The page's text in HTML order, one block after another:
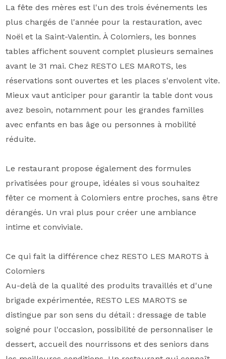
La fête des mères est l'un des trois événements les
plus chargés de l'année pour la restauration, avec
Noël et la Saint-Valentin. À Colomiers, les bonnes
tables affichent souvent complet plusieurs semaines
avant le 31 mai. Chez RESTO LES MAROTS, les
réservations sont ouvertes et les places s'envolent vite.
Mieux vaut anticiper pour garantir la table dont vous
avez besoin, notamment pour les grandes familles
avec enfants en bas âge ou personnes à mobilité
réduite.
Le restaurant propose également des formules
privatisées pour groupe, idéales si vous souhaitez
fêter ce moment à Colomiers entre proches, sans être
dérangés. Un vrai plus pour créer une ambiance
intime et conviviale.
Ce qui fait la différence chez RESTO LES MAROTS à
Colomiers
Au-delà de la qualité des produits travaillés et d'une
brigade expérimentée, RESTO LES MAROTS se
distingue par son sens du détail : dressage de table
soigné pour l'occasion, possibilité de personnaliser le
dessert, accueil des nourrissons et des seniors dans